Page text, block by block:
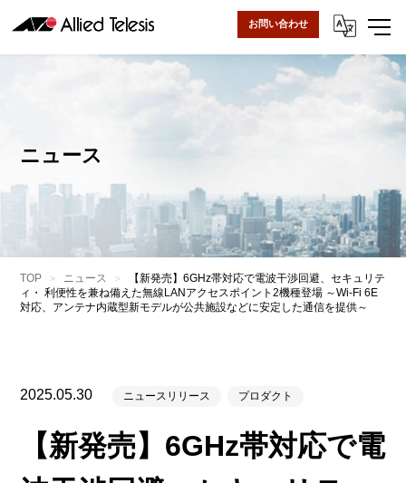
お問い合わせ
ニュース
TOP ニュース
【新発売】6GHz帯対応で電波干渉回避、セキュリテ
ィ・ 利便性を兼ね備えた無線LANアクセスポイント2機種登場 ～Wi-Fi 6E
対応、アンテナ内蔵型新モデルが公共施設などに安定した通信を提供～
2025.05.30 ニュースリリース プロダクト
【新発売】6GHz帯対応で電